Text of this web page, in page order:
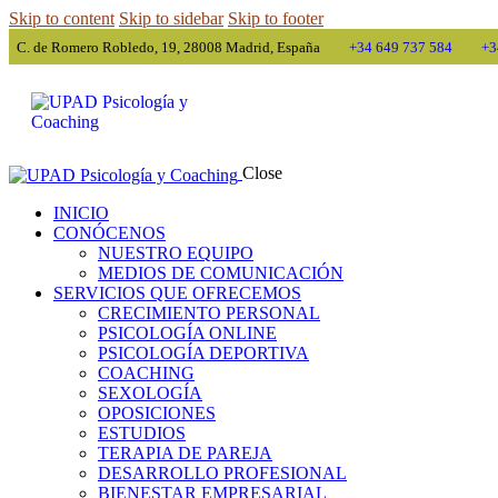
Skip to content Skip to sidebar Skip to footer
C. de Romero Robledo, 19, 28008 Madrid, España +34 649 737 584
Close
INICIO
CONÓCENOS
NUESTRO EQUIPO
MEDIOS DE COMUNICACIÓN
SERVICIOS QUE OFRECEMOS
CRECIMIENTO PERSONAL
PSICOLOGÍA ONLINE
PSICOLOGÍA DEPORTIVA
COACHING
SEXOLOGÍA
OPOSICIONES
ESTUDIOS
TERAPIA DE PAREJA
DESARROLLO PROFESIONAL
BIENESTAR EMPRESARIAL